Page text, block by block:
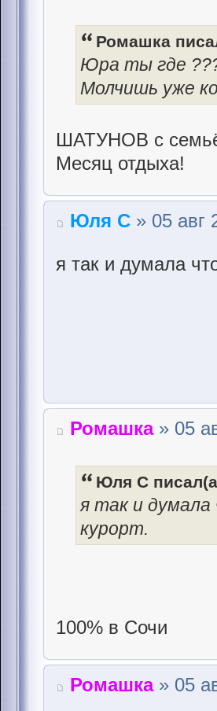
Ромашка
Юра ты где
Молчишь уже
ШАТУНОВ с
Месяц отдыха!
Юля С » 05 авг
я так и думала
Ромашка» 05
Юля С
я так и думала
курорт.
100% в Сочи
Ромашка» 05